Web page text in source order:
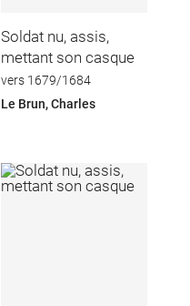
Soldat nu, assis,
mettant son casque
vers 1679/1684
Le Brun, Charles